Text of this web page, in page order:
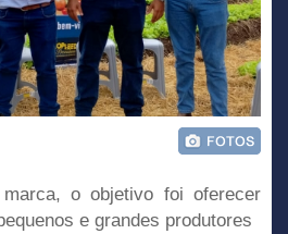
o objetivo foi oferecer
e grandes produtores